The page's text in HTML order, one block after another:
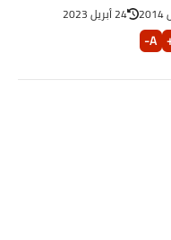
24 أبريل 2023
A-